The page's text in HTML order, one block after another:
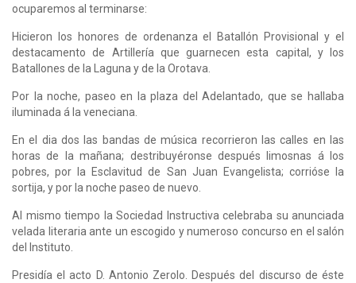
ocuparemos al terminarse:
Hicieron los honores de ordenanza el Batallón Provisional y el
destacamento de Artillería que guarnecen esta capital, y los
Batallones de la Laguna y de la Orotava.
Por la noche, paseo en la plaza del Adelantado, que se hallaba
iluminada á la veneciana.
En el dia dos las bandas de música recorrieron las calles en las
horas de la mañana; destribuyéronse después limosnas á los
pobres, por la Esclavitud de San Juan Evangelista; corrióse la
sortija, y por la noche paseo de nuevo.
Al mismo tiempo la Sociedad Instructiva celebraba su anunciada
velada literaria ante un escogido y numeroso concurso en el salón
del Instituto.
Presidía el acto D. Antonio Zerolo. Después del discurso de éste